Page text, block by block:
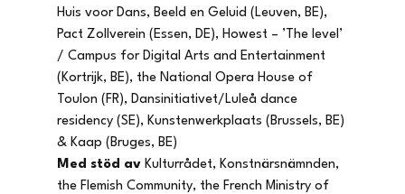
Huis voor Dans, Beeld en Geluid (Leuven, BE),
Pact Zollverein (Essen, DE), Howest – ’The level’
/ Campus for Digital Arts and Entertainment
(Kortrijk, BE), the National Opera House of
Toulon (FR), Dansinitiativet/Luleå dance
residency (SE), Kunstenwerkplaats (Brussels, BE)
& Kaap (Bruges, BE)
Med stöd av Kulturrådet, Konstnärsnämnden,
the Flemish Community, the French Ministry of